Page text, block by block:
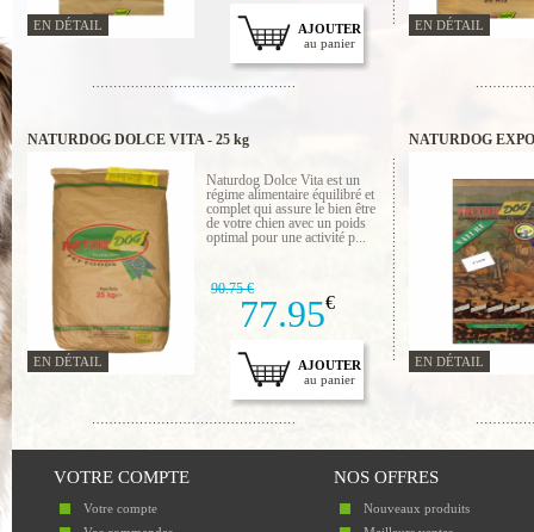
AJOUTER
au panier
EN DÉTAIL EN DÉTAIL
NATURDOG DOLCE VITA - 25 kg
Naturdog Dolce Vita est un
régime alimentaire équilibré et
complet qui assure le bien être
de votre chien avec un poids
optimal pour une activité p...
90.75 €
77.95€
AJOUTER
au panier
EN DÉTAIL
NATURDOG
EN DÉTAIL
VOTRE COMPTE
Votre compte
NOS OFFRES
Nouveaux produits